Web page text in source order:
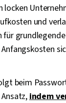
locken
und
für
beim
indem